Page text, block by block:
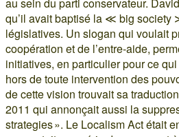
qu’il avait baptisé la ≪ big
législatives. Un slogan qui voulait
coopération et de l’entre-aide,
initiatives, en particulier pour ce
hors de toute intervention des
de cette vision trouvait sa
2011 qui annonçait aussi la
strategies ». Le Localism Act était